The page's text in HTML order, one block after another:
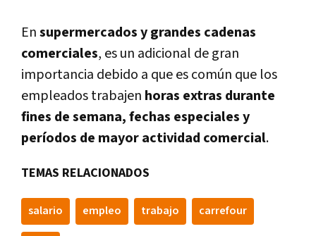
Ensupermercados y grandes cadenas
comerciales, es un adicional de gran
importancia debido a que es común que los
empleados trabajen horas extras durante
fines de semana, fechas especiales y
períodos de mayor actividad comercial.
TEMAS RELACIONADOS
salario empleo trabajo carrefour